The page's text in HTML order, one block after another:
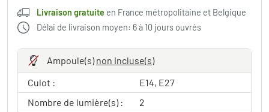
Livraison gratuite en France métropolitaine et Belgique
Délai de livraison moyen: 6 à 10 jours ouvrés
Ampoule(s)non incluse(s)
Culot :
E14, E27
Nombre de lumière(s) :
2